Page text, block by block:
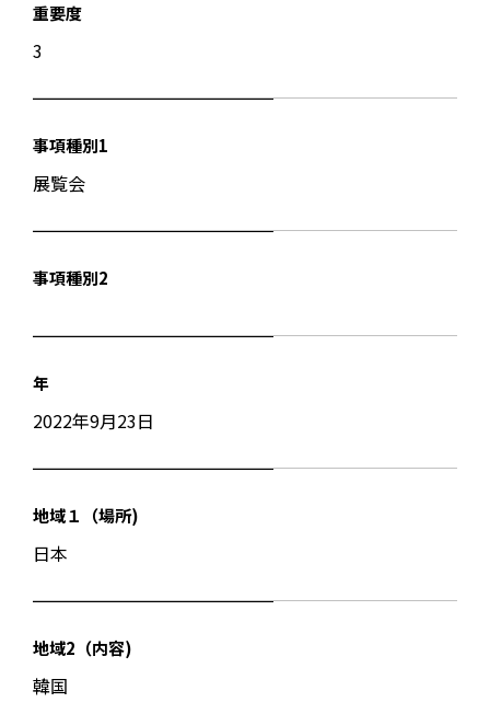
重要度
3
事項種別1
展覧会
事項種別2
年
2022年9月23日
地域１（場所)
日本
地域2（内容)
韓国